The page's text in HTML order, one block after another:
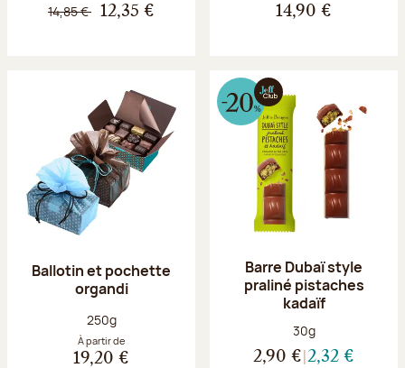
14,85 € 12,35 € 14,90 €
Ballotin et pochette
organdi
Poids net :
250g
À partir de
19,20 €
Barre Dubaï style
praliné pistaches
kadaïf
Poids net :
30g
2,90 € 2,32 €